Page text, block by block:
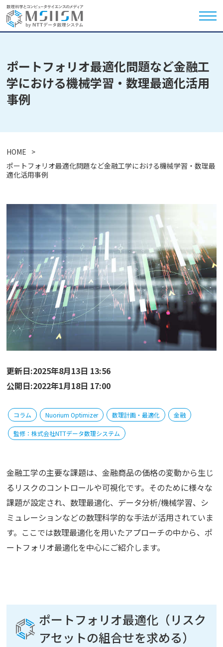
ポートフォリオ最適化問題など金融工
学における機械学習・数理最適化活用
事例
HOME
ポートフォリオ最適化問題など金融工学における機械学習・数理最
適化活用事例
更新日:2025年8月13日 13:56
公開日:2022年1月18日 17:00
コラム Nuorium Optimizer 数理計画・最適化 金融
監修：株式会社NTTデータ数理システム
金融工学の主要な課題は、金融商品の価格の変動から生じ
るリスクのコントロールや可視化です。そのために様々な
課題が設定され、数理最適化、データ分析/機械学習、シ
ミュレーションなどの数理科学的な手法が活用されていま
す。ここでは数理最適化を用いたアプローチの中から、ポ
ートフォリオ最適化を中心にご紹介します。
ポートフォリオ最適化（リスク
アセットの組合せを求める）